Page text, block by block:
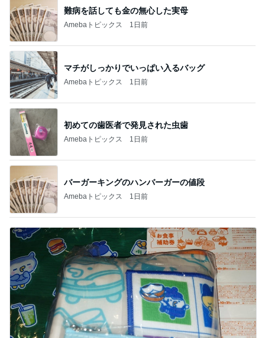
難病を話しても金の無心した実母
Amebaトピックス 1日前
マチがしっかりでいっぱい入るバッグ
Amebaトピックス 1日前
初めての歯医者で発見された虫歯
Amebaトピックス 1日前
バーガーキングのハンバーガーの値段
Amebaトピックス 1日前